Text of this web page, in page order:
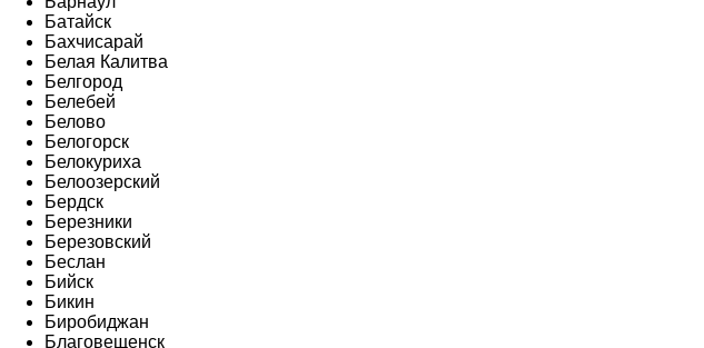
Батайск
Бахчисарай
Белая Калитва
Белгород
Белебей
Белово
Белогорск
Белокуриха
Белоозерский
Бердск
Березники
Березовский
Беслан
Бийск
Бикин
Биробиджан
Благовещенск